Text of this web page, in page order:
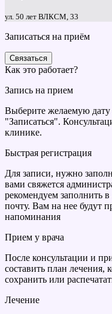
ул. 50 лет ВЛКСМ, 33
Записаться на приём
Связаться
Как это работает?
Запись на прием
Выберите желаемую
"Записаться".
клинике.
Быстрая регистрация
Для записи, нужно
вами свяжется
рекомендуем заполнить
почту. Вам на нее будут
напоминания
Прием у врача
После консультации и
составить план лечения,
сохранить или
Лечение